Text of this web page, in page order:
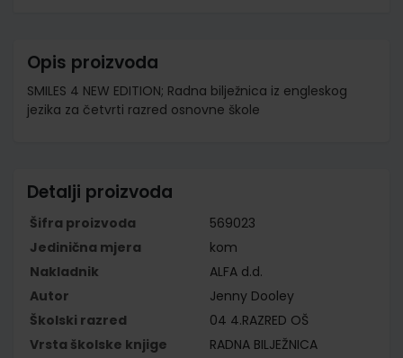
Opis proizvoda
SMILES 4 NEW EDITION; Radna bilježnica iz engleskog
jezika za četvrti razred osnovne škole
Detalji proizvoda
Šifra proizvoda
569023
Jedinična mjera
kom
Nakladnik
ALFA d.d.
Autor
Jenny Dooley
Školski razred
04 4.RAZRED OŠ
Vrsta školske knjige
RADNA BILJEŽNICA